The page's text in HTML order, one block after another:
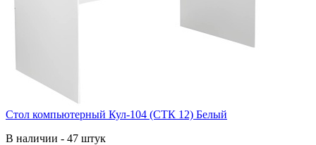
Стол компьютерный Кул-104 (СТК 12) Белый
В наличии - 47 штук